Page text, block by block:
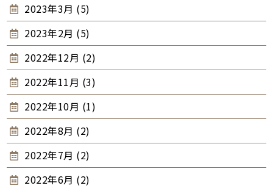
2023年3月 (5)
2023年2月 (5)
2022年12月 (2)
2022年11月 (3)
2022年10月 (1)
2022年8月 (2)
2022年7月 (2)
2022年6月 (2)